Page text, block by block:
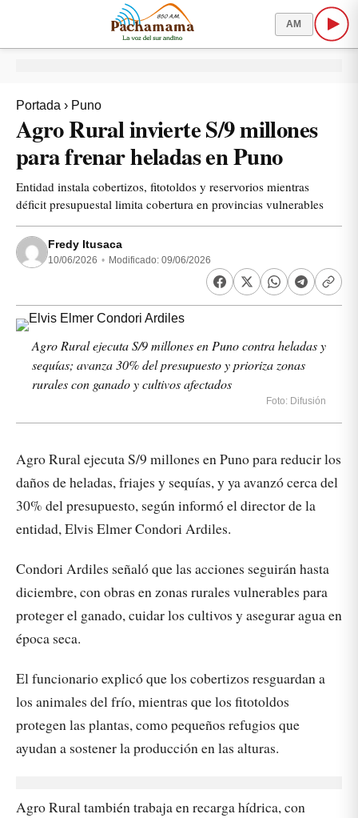
AM
Portada › Puno
Agro Rural invierte S/9 millones
para frenar heladas en Puno
Entidad instala cobertizos, fitotoldos y reservorios mientras
déficit presupuestal limita cobertura en provincias vulnerables
Fredy Itusaca
10/06/2026 • Modificado: 09/06/2026
Agro Rural ejecuta S/9 millones en Puno contra heladas y
sequías; avanza 30% del presupuesto y prioriza zonas
rurales con ganado y cultivos afectados
Foto: Difusión
Agro Rural ejecuta S/9 millones en Puno para reducir los
daños de heladas, friajes y sequías, y ya avanzó cerca del
30% del presupuesto, según informó el director de la
entidad, Elvis Elmer Condori Ardiles.
Condori Ardiles señaló que las acciones seguirán hasta
diciembre, con obras en zonas rurales vulnerables para
proteger el ganado, cuidar los cultivos y asegurar agua en
época seca.
El funcionario explicó que los cobertizos resguardan a
los animales del frío, mientras que los fitotoldos
protegen las plantas, como pequeños refugios que
ayudan a sostener la producción en las alturas.
Agro Rural también trabaja en recarga hídrica, con